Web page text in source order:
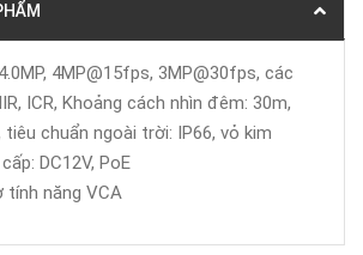
4MP@15fps, 3MP@30fps, các
ICR, Khoảng cách nhìn đêm: 30m,
tiêu chuẩn ngoài trời: IP66, vỏ kim
DC12V, PoE
tính năng VCA